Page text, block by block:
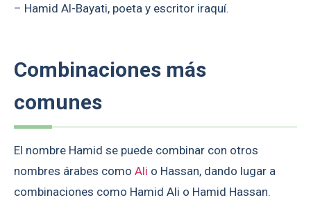
– Hamid Al-Bayati, poeta y escritor iraquí.
Combinaciones más
comunes
El nombre Hamid se puede combinar con otros
nombres árabes como Ali o Hassan, dando lugar a
combinaciones como Hamid Ali o Hamid Hassan.